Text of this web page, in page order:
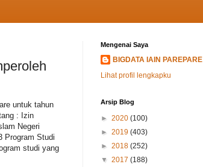
untuk tahun
: Izin
Negeri
Program Studi
studi yang
Mengenai Saya
BIGDATA IAIN PAREPARE
Lihat profil lengkapku
Arsip Blog
► 2020 (100)
► 2019 (403)
► 2018 (252)
▼ 2017 (188)